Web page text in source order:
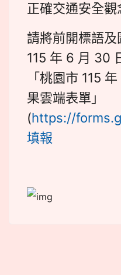
正確交通安全觀
請將前開標語
115 年 6 月 30
「桃園市 115
果雲端表單」
(https://
填報